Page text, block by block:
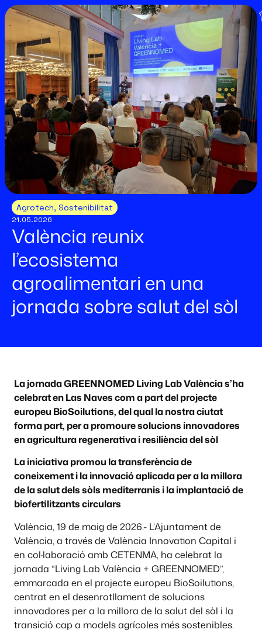
Agrotech, Sostenibilitat
21.05.2026
València reunix
l’ecosistema
agroalimentari en una
jornada sobre salut del sòl
La jornada GREENNOMED Living Lab València s’ha
celebrat en Las Naves com a part del projecte
europeu BioSoilutions, del qual la nostra ciutat
forma part, per a promoure solucions innovadores
en agricultura regenerativa i resiliència del sòl
La iniciativa promou la transferència de
coneixement i la innovació aplicada per a la millora
de la salut dels sòls mediterranis i la implantació de
biofertilitzants circulars
València, 19 de maig de 2026.- L’Ajuntament de
València, a través de València Innovation Capital i
en col·laboració amb CETENMA, ha celebrat la
jornada “Living Lab València + GREENNOMED”,
emmarcada en el projecte europeu BioSoilutions,
centrat en el desenrotllament de solucions
innovadores per a la millora de la salut del sòl i la
transició cap a models agrícoles més sostenibles.